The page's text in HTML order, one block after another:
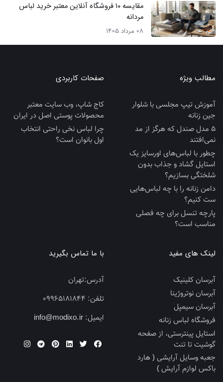
مقایسه ۱۰ فروشگاه آنلاین معتبر خرید لباس
مردانه
08 مرداد 1405
مطالب ویژه
آموزش تیپ مجلسی با شلوار
جین زنانه
5 مدل صندل که هرگز از مد
نمی‌افتند
چطور با لباس‌های اورسایز یک
استایل گشاد و جذاب بدون
شلختگی بسازیم؟
دامن زنانه را با چه لباس‌هایی
ست کنیم؟
پارچه تنسل برای چه فصلی
مناسب است؟
صفحات کاربردی
کاج شاپ، وب سایت معتبر
محصولات پوستی اصل در ایران
چرا لباس نخی راحتی انتخاب
اول بانوان است؟
لینک های مفید
آبرسان کلینیک
آبرسان نوتروژینا
آبرسان سیمپل
فروشگاه لباس زنانه
استایل پینترستی، از صفحه
گوشیت تا تنت
جعبه وسایل آرایشی ( هارد
باکس لوازم آرایش )
با ما تماس بگیرید
آدرس:تهران
تلفن:
ایمیل: